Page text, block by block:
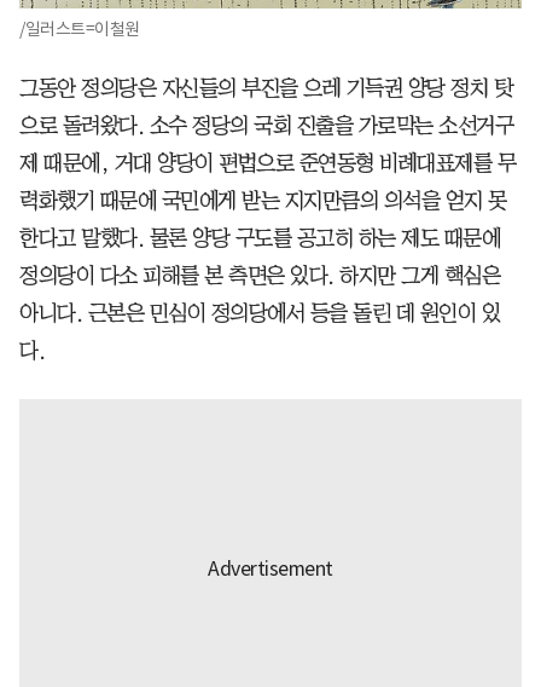
/일러스트=이철원
그동안 정의당은 자신들의 부진을 으레 기득권 양당 정치 탓
으로 돌려왔다. 소수 정당의 국회 진출을 가로막는 소선거구
제 때문에, 거대 양당이 편법으로 준연동형 비례대표제를 무
력화했기 때문에 국민에게 받는 지지만큼의 의석을 얻지 못
한다고 말했다. 물론 양당 구도를 공고히 하는 제도 때문에
정의당이 다소 피해를 본 측면은 있다. 하지만 그게 핵심은
아니다. 근본은 민심이 정의당에서 등을 돌린 데 원인이 있
다.